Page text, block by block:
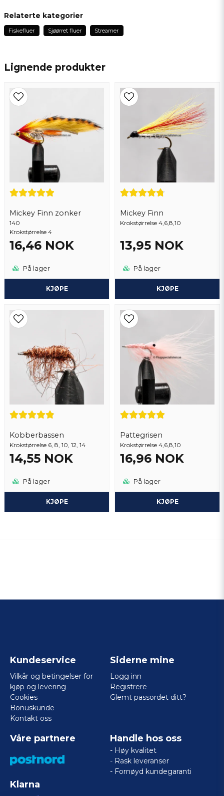
Lignende produkter
Mickey Finn zonker
140
Krokstørrelse 4
16,46 NOK
På lager
KJØPE
Mickey Finn
Krokstørrelse 4,6,8,10
13,95 NOK
På lager
KJØPE
Kobberbassen
Krokstørrelse 6, 8, 10, 12, 14
14,55 NOK
På lager
KJØPE
Pattegrisen
Krokstørrelse 4,6,8,10
16,96 NOK
På lager
KJØPE
Spør oss om noe om dette produktet...
Navn
email
Epostadresse
Ja, du kan publisere spørsmålet mitt
Send spørsmål
Relaterte kategorier
Fiskefluer Sjøørret fluer Streamer
Kundeservice
Vilkår og betingelser for
kjøp og levering
Cookies
Bonuskunde
Kontakt oss
Siderne mine
Logg inn
Registrere
Glemt passordet ditt?
Våre partnere
Klarna
Handle hos oss
- Høy kvalitet
- Rask leveranser
- Fornøyd kundegaranti